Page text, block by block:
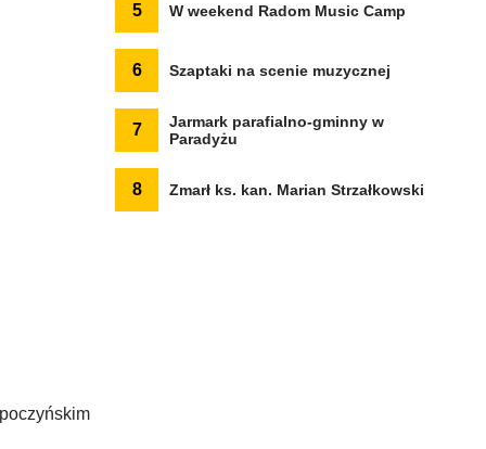
5 W weekend Radom Music Camp
6 Szaptaki na scenie muzycznej
7
Jarmark parafialno-gminny w
Paradyżu
8 Zmarł ks. kan. Marian Strzałkowski